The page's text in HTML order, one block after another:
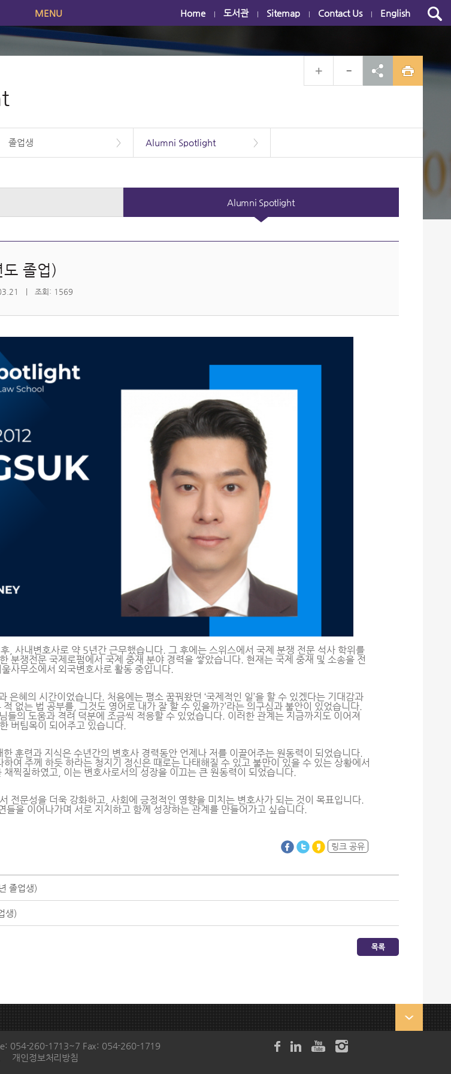
Home 도서관 Sitemap Contact Us English
MENU
Alumni Spotlight >
졸업생 >
Alumni Spotlight
졸업)
| 조회: 1569
, 사내변호사로 약 5년간 근무했습니다. 그 후에는 스위스에서 국제 분쟁 전문 석사 학위를
분쟁전문 국제로펌에서 국제 중재 분야 경력을 쌓았습니다. 현재는 국제 중재 및 소송을 전
사무소에서 외국변호사로 활동 중입니다.
은혜의 시간이었습니다. 처음에는 평소 꿈꿔왔던 ‘국제적인 일’을 할 수 있겠다는 기대감과
적 없는 법 공부를, 그것도 영어로 내가 잘 할 수 있을까?’라는 의구심과 불안이 있었습니다.
들의 도움과 격려 덕분에 조금씩 적응할 수 있었습니다. 이러한 관계는 지금까지도 이어져
버팀목이 되어주고 있습니다.
훈련과 지식은 수년간의 변호사 경력동안 언제나 저를 이끌어주는 원동력이 되었습니다.
여 주께 하듯 하라는 청지기 정신은 때로는 나태해질 수 있고 불만이 있을 수 있는 상황에서
찍질하였고, 이는 변호사로서의 성장을 이끄는 큰 원동력이 되었습니다.
전문성을 더욱 강화하고, 사회에 긍정적인 영향을 미치는 변호사가 되는 것이 목표입니다.
들을 이어나가며 서로 지지하고 함께 성장하는 관계를 만들어가고 싶습니다.
링크 공유
졸업생)
생)
054-260-1713~7 Fax: 054-260-1719
개인정보처리방침